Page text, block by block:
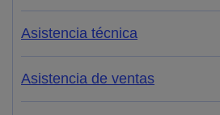
Asistencia técnica
Asistencia de ventas